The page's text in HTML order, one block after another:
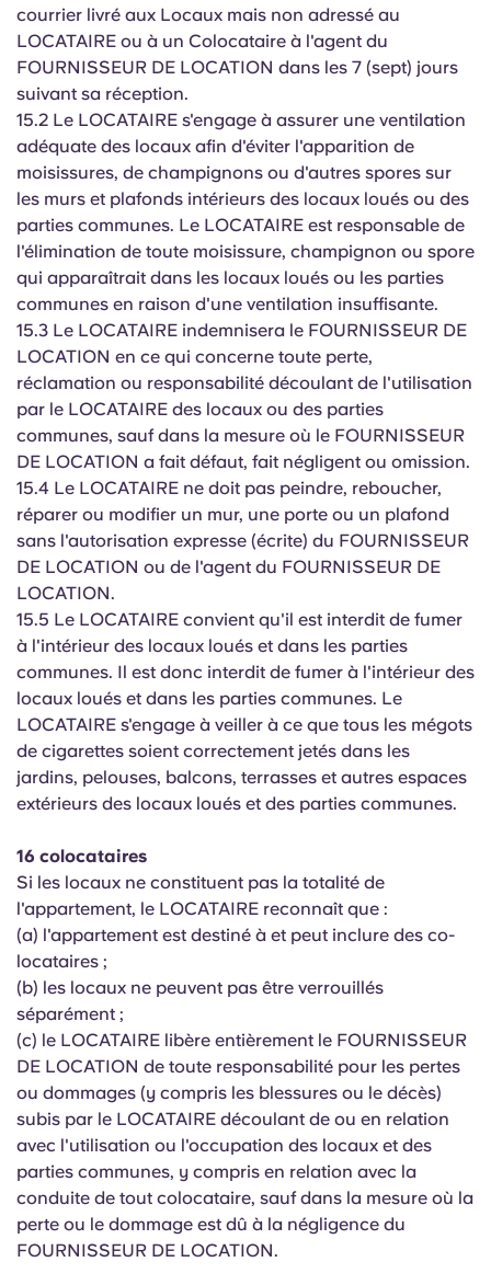
courrier livré aux Locaux mais non adressé au
LOCATAIRE ou à un Colocataire à l'agent du
FOURNISSEUR DE LOCATION dans les 7 (sept) jours
suivant sa réception.
15.2 Le LOCATAIRE s'engage à assurer une ventilation
adéquate des locaux afin d'éviter l'apparition de
moisissures, de champignons ou d'autres spores sur
les murs et plafonds intérieurs des locaux loués ou des
parties communes. Le LOCATAIRE est responsable de
l'élimination de toute moisissure, champignon ou spore
qui apparaîtrait dans les locaux loués ou les parties
communes en raison d'une ventilation insuffisante.
15.3 Le LOCATAIRE indemnisera le FOURNISSEUR DE
LOCATION en ce qui concerne toute perte,
réclamation ou responsabilité découlant de l'utilisation
par le LOCATAIRE des locaux ou des parties
communes, sauf dans la mesure où le FOURNISSEUR
DE LOCATION a fait défaut, fait négligent ou omission.
15.4 Le LOCATAIRE ne doit pas peindre, reboucher,
réparer ou modifier un mur, une porte ou un plafond
sans l'autorisation expresse (écrite) du FOURNISSEUR
DE LOCATION ou de l'agent du FOURNISSEUR DE
LOCATION.
15.5 Le LOCATAIRE convient qu'il est interdit de fumer
à l'intérieur des locaux loués et dans les parties
communes. Il est donc interdit de fumer à l'intérieur des
locaux loués et dans les parties communes. Le
LOCATAIRE s'engage à veiller à ce que tous les mégots
de cigarettes soient correctement jetés dans les
jardins, pelouses, balcons, terrasses et autres espaces
extérieurs des locaux loués et des parties communes.
16 colocataires
Si les locaux ne constituent pas la totalité de
l'appartement, le LOCATAIRE reconnaît que :
(a) l'appartement est destiné à et peut inclure des co-
locataires ;
(b) les locaux ne peuvent pas être verrouillés
séparément ;
(c) le LOCATAIRE libère entièrement le FOURNISSEUR
DE LOCATION de toute responsabilité pour les pertes
ou dommages (y compris les blessures ou le décès)
subis par le LOCATAIRE découlant de ou en relation
avec l'utilisation ou l'occupation des locaux et des
parties communes, y compris en relation avec la
conduite de tout colocataire, sauf dans la mesure où la
perte ou le dommage est dû à la négligence du
FOURNISSEUR DE LOCATION.